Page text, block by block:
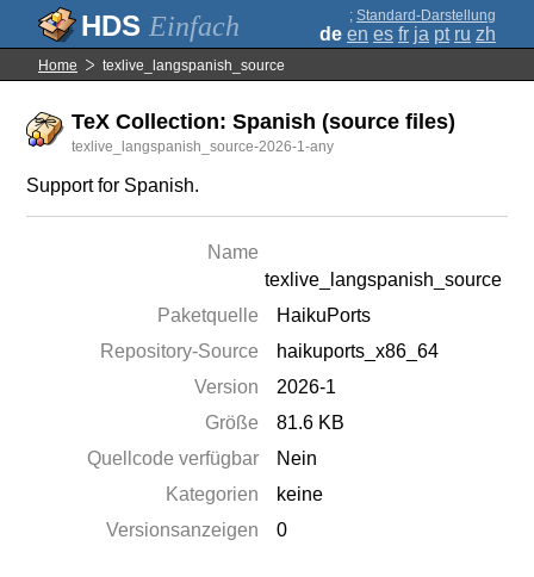
Einfach ; Standard-Darstellung
de en es fr ja pt ru zh
Home texlive_langspanish_source
TeX Collection: Spanish (source files)
texlive_langspanish_source-2026-1-any
Support for Spanish.
Name
texlive_langspanish_source
Paketquelle
HaikuPorts
Repository-Source
haikuports_x86_64
Version
2026-1
Größe
81.6 KB
Quellcode verfügbar
Nein
Kategorien
keine
Versionsanzeigen
0